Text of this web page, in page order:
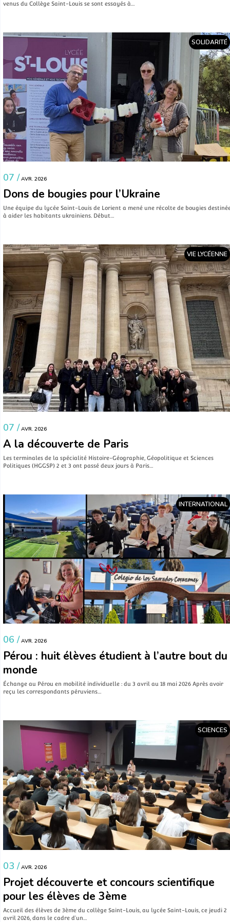
venus du Collège Saint-Louis se sont essayés à…
SOLIDARITÉ
07 / AVR. 2026
Dons de bougies pour l’Ukraine
Une équipe du lycée Saint-Louis de Lorient a mené une récolte de bougies
à aider les habitants ukrainiens. Début…
VIE LYCÉENNE
07 / AVR. 2026
A la découverte de Paris
Les terminales de la spécialité Histoire-Géographie, Géopolitique et Sciences
Politiques (HGGSP) 2 et 3 ont passé deux jours à Paris…
INTERNATIONAL
06 / AVR. 2026
Pérou : huit élèves étudient à l’autre bout du
monde
Échange au Pérou en mobilité individuelle : du 3 avril au 18 mai 2026 Après avoir
reçu les correspondants péruviens…
SCIENCES
03 / AVR. 2026
Projet découverte et concours scientifique
pour les élèves de 3ème
Accueil des élèves de 3ème du collège Saint-Louis, au lycée Saint-Louis, ce jeudi 2
avril 2026, dans le cadre d’un…